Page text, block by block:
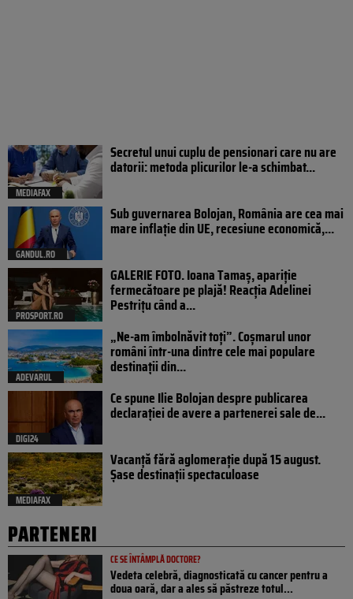
MEDIAFAX
Secretul unui cuplu de pensionari care nu are
datorii: metoda plicurilor le-a schimbat...
GANDUL.RO
Sub guvernarea Bolojan, România are cea mai
mare inflație din UE, recesiune economică,...
PROSPORT.RO
GALERIE FOTO. Ioana Tamaş, apariție
fermecătoare pe plajă! Reacția Adelinei
Pestrițu când a...
ADEVARUL
„Ne-am îmbolnăvit toți”. Coșmarul unor
români într-una dintre cele mai populare
destinații din...
DIGI24
Ce spune Ilie Bolojan despre publicarea
declarației de avere a partenerei sale de...
MEDIAFAX
Vacanță fără aglomerație după 15 august.
Șase destinații spectaculoase
PARTENERI
CE SE ÎNTÂMPLĂ DOCTORE?
Vedeta celebră, diagnosticată cu cancer pentru a
doua oară, dar a ales să păstreze totul...